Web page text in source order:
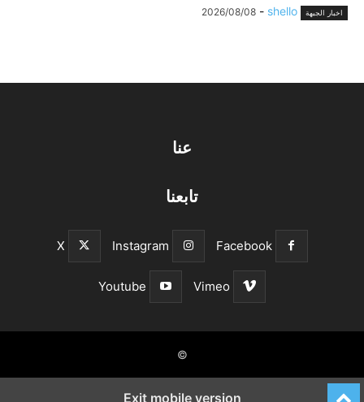
اخبار الجبهة shello
-
2026/08/08
عنا
تابعنا
Facebook
Instagram
X
Vimeo
Youtube
©
Exit mobile version